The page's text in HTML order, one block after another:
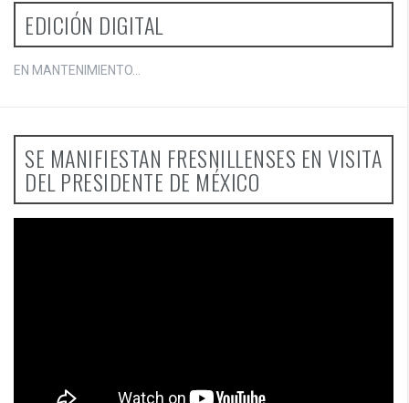
EDICIÓN DIGITAL
EN MANTENIMIENTO...
SE MANIFIESTAN FRESNILLENSES EN VISITA
DEL PRESIDENTE DE MÉXICO